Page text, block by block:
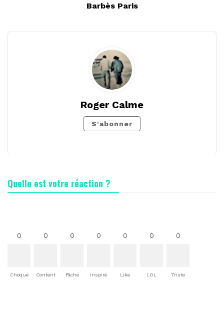
Barbès Paris
Roger Calme
S'abonner
Quelle est votre réaction ?
0
Choqué
0
Content
0
Fâché
0
Inspiré
0
Like
0
LOL
0
Triste